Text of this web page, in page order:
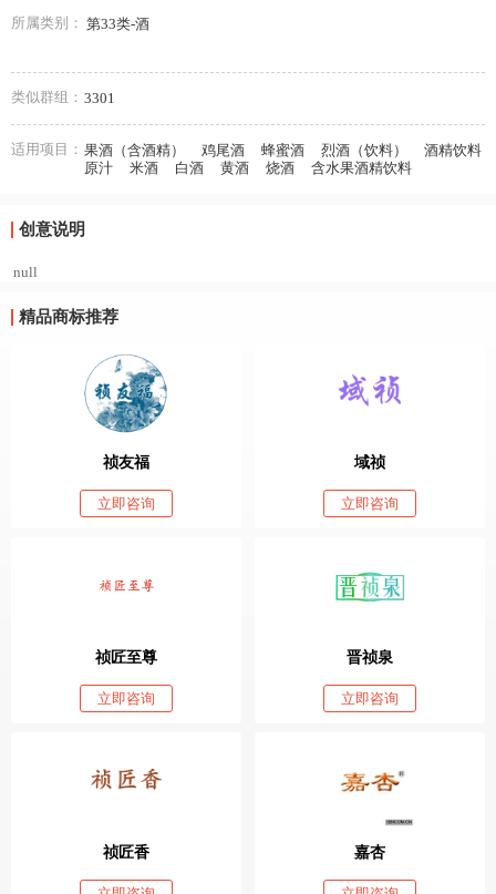
所属类别： 第33类-酒
类似群组： 3301
适用项目： 果酒（含酒精） 鸡尾酒 蜂蜜酒 烈酒（饮料）
酒精饮料
原汁
米酒 白酒 黄酒 烧酒 含水果酒精饮料
创意说明
null
精品商标推荐
祯友福
立即咨询
域祯
立即咨询
祯匠至尊
立即咨询
晋祯泉
立即咨询
祯匠香 嘉杏